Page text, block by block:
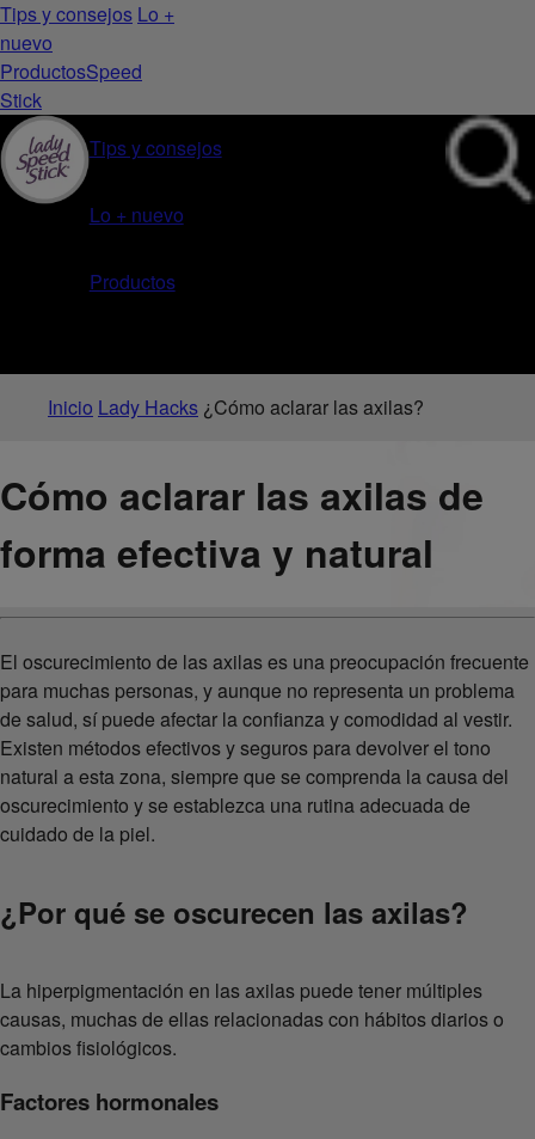
Tips y consejos Lo +
nuevo
ProductosSpeed
Stick
Tips y consejos
Lo + nuevo
Productos
Inicio Lady Hacks ¿Cómo aclarar las axilas?
Cómo aclarar las axilas de
forma efectiva y natural
El oscurecimiento de las axilas es una preocupación frecuente
para muchas personas, y aunque no representa un problema
de salud, sí puede afectar la confianza y comodidad al vestir.
Existen métodos efectivos y seguros para devolver el tono
natural a esta zona, siempre que se comprenda la causa del
oscurecimiento y se establezca una rutina adecuada de
cuidado de la piel.
¿Por qué se oscurecen las axilas?
La hiperpigmentación en las axilas puede tener múltiples
causas, muchas de ellas relacionadas con hábitos diarios o
cambios fisiológicos.
Factores hormonales